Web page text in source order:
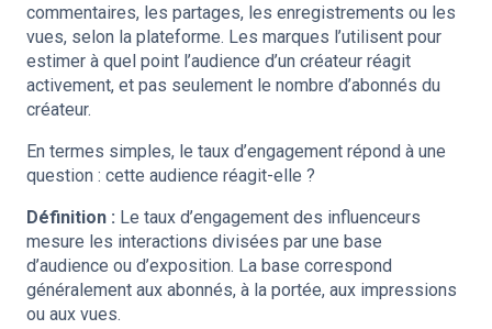
commentaires, les partages, les enregistrements ou les
vues, selon la plateforme. Les marques l’utilisent pour
estimer à quel point l’audience d’un créateur réagit
activement, et pas seulement le nombre d’abonnés du
créateur.
En termes simples, le taux d’engagement répond à une
question : cette audience réagit-elle ?
Définition : Le taux d’engagement des influenceurs
mesure les interactions divisées par une base
d’audience ou d’exposition. La base correspond
généralement aux abonnés, à la portée, aux impressions
ou aux vues.